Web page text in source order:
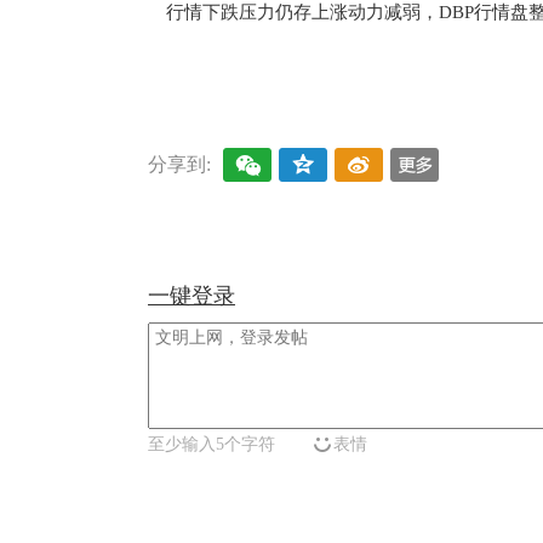
行情下跌压力仍存上涨动力减弱，DBP行情盘整
分享到:
一键登录
至少输入5个字符 表情